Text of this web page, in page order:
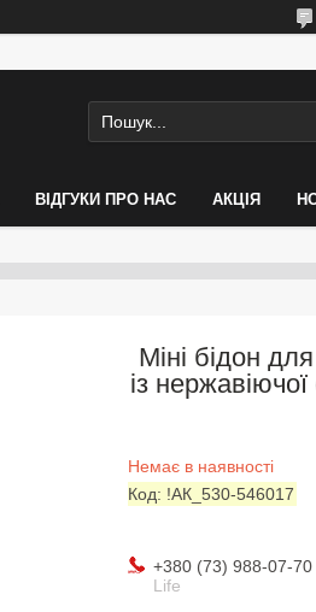
ВІДГУКИ ПРО НАС АКЦІЯ
Міні бідон
із
Немає в наявності
Код: !АК_530-546017
+380 (73) 988-07-70
Life